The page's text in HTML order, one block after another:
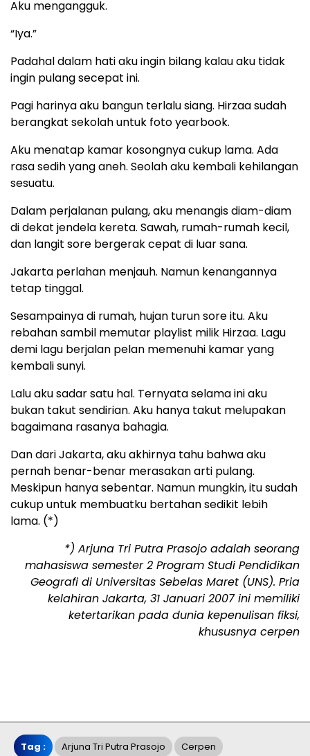
Aku mengangguk.
“Iya.”
Padahal dalam hati aku ingin bilang kalau aku tidak
ingin pulang secepat ini.
Pagi harinya aku bangun terlalu siang. Hirzaa sudah
berangkat sekolah untuk foto yearbook.
Aku menatap kamar kosongnya cukup lama. Ada
rasa sedih yang aneh. Seolah aku kembali kehilangan
sesuatu.
Dalam perjalanan pulang, aku menangis diam-diam
di dekat jendela kereta. Sawah, rumah-rumah kecil,
dan langit sore bergerak cepat di luar sana.
Jakarta perlahan menjauh. Namun kenangannya
tetap tinggal.
Sesampainya di rumah, hujan turun sore itu. Aku
rebahan sambil memutar playlist milik Hirzaa. Lagu
demi lagu berjalan pelan memenuhi kamar yang
kembali sunyi.
Lalu aku sadar satu hal. Ternyata selama ini aku
bukan takut sendirian. Aku hanya takut melupakan
bagaimana rasanya bahagia.
Dan dari Jakarta, aku akhirnya tahu bahwa aku
pernah benar-benar merasakan arti pulang.
Meskipun hanya sebentar. Namun mungkin, itu sudah
cukup untuk membuatku bertahan sedikit lebih
lama. (*)
*) Arjuna Tri Putra Prasojo adalah seorang
mahasiswa semester 2 Program Studi Pendidikan
Geografi di Universitas Sebelas Maret (UNS). Pria
kelahiran Jakarta, 31 Januari 2007 ini memiliki
ketertarikan pada dunia kepenulisan fiksi,
khususnya cerpen
Tag : Arjuna Tri Putra Prasojo Cerpen